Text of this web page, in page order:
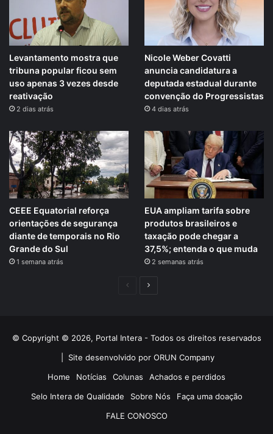
Levantamento mostra que
tribuna popular ficou sem
uso apenas 3 vezes desde
reativação
2 dias atrás
Nicole Weber Covatti
anuncia candidatura a
deputada estadual durante
convenção do Progressistas
4 dias atrás
CEEE Equatorial reforça
orientações de segurança
diante de temporais no Rio
Grande do Sul
1 semana atrás
EUA ampliam tarifa sobre
produtos brasileiros e
taxação pode chegar a
37,5%; entenda o que muda
2 semanas atrás
PáginaPróxima
© Copyright © 2026, Portal Intera - Todos os direitos reservados
Site desenvolvido por ORUN Company
Home
Notícias Colunas
Achados e perdidos
Selo Intera de Qualidade
Sobre Nós
Faça uma doação
FALE CONOSCO